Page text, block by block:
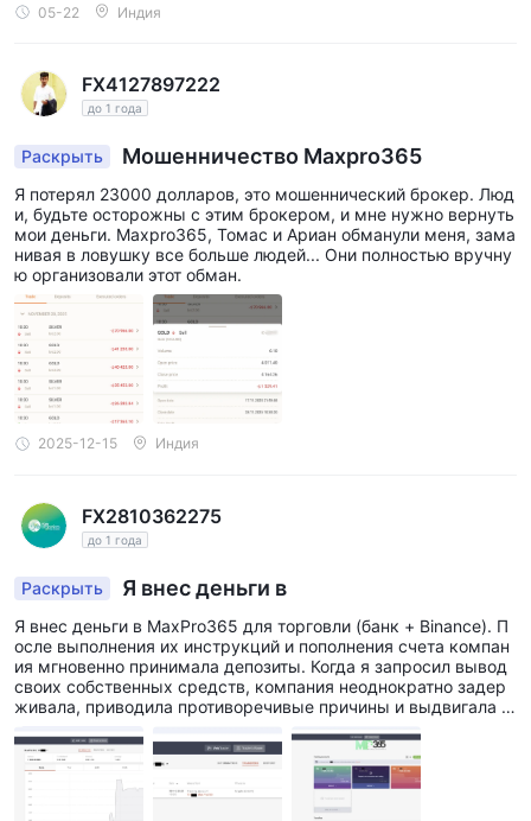
05-22 Индия
FX4127897222
до 1 года
Раскрыть Мошенничество Maxpro365
Я потерял 23000 долларов, это мошеннический брокер. Люд
и, будьте осторожны с этим брокером, и мне нужно вернуть
мои деньги. Maxpro365, Томас и Ариан обманули меня, зама
нивая в ловушку все больше людей... Они полностью вручну
ю организовали этот обман.
2025-12-15 Индия
FX2810362275
до 1 года
Раскрыть Я внес деньги в
Я внес деньги в MaxPro365 для торговли (банк + Binance). П
осле выполнения их инструкций и пополнения счета компан
ия мгновенно принимала депозиты. Когда я запросил вывод
своих собственных средств, компания неоднократно задер
живала, приводила противоречивые причины и выдвигала н
еженедельные платежи). Служба поддержки удаляла или ск
рывала запросы на вывод из истории моего счета. Несмотр
я на предоставление всех запрошенных документов (выпис
ка из банка, адрес Binance, скриншоты, KYC), мой вывод нах